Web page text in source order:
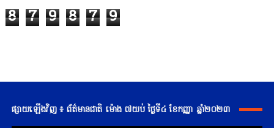
8 7 9 8 7 9
ផ្សាយឡើងវិញ ៖ ព័ត៌មានជាតិ ម៉ោង ៧យប់ ថ្ងៃទី៤ ខែកញ្ញា ឆ្នាំ២០២៣